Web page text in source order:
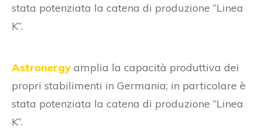
stata potenziata la catena di produzione “Linea
K”.
Astronergy amplia la capacità produttiva dei
propri stabilimenti in Germania; in particolare è
stata potenziata la catena di produzione “Linea
K”.